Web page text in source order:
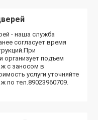
- наша служба
согласует время
организует подъем
с заносом в
услуги уточняйте
по тел.89023960709.